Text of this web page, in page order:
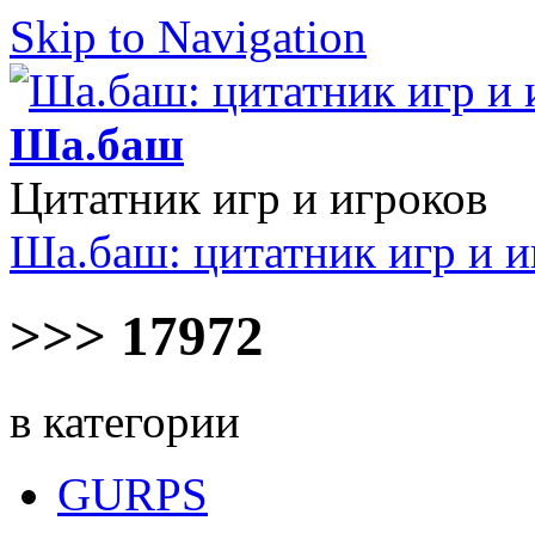
Skip to Navigation
Ша.баш
Цитатник игр и игроков
Ша.баш: цитатник игр и
>>> 17972
в категории
GURPS